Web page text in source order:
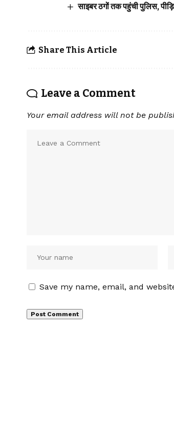
साइबर ठगों तक पहुंची पुलिस,
Share This Article
Leave a Comment
Your email address will not be
Save my name, email, and